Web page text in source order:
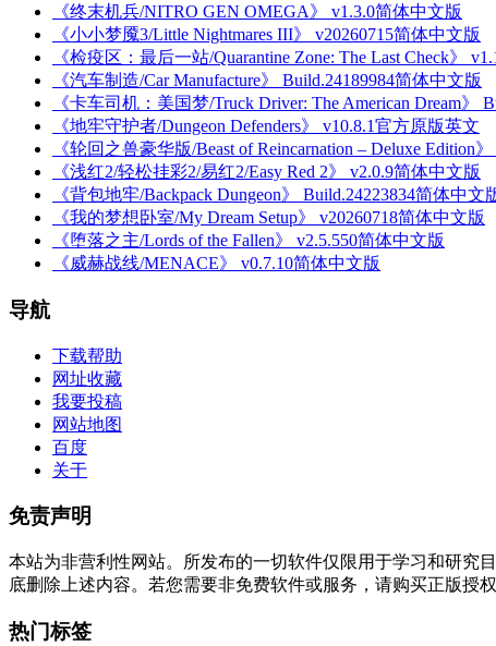
《终末机兵/NITRO GEN OMEGA》 v1.3.0简体中文版
《小小梦魇3/Little Nightmares III》 v20260715简体中文版
《检疫区：最后一站/Quarantine Zone: The Last Check》
《汽车制造/Car Manufacture》 Build.24189984简体中文版
《卡车司机：美国梦/Truck Driver: The American Dream》
《地牢守护者/Dungeon Defenders》 v10.8.1官方原版英文
《轮回之兽豪华版/Beast of Reincarnation – Deluxe Edition
《浅红2/轻松挂彩2/易红2/Easy Red 2》 v2.0.9简体中文版
《背包地牢/Backpack Dungeon》 Build.24223834简体中文
《我的梦想卧室/My Dream Setup》 v20260718简体中文版
《堕落之主/Lords of the Fallen》 v2.5.550简体中文版
《威赫战线/MENACE》 v0.7.10简体中文版
导航
下载帮助
网址收藏
我要投稿
网站地图
百度
关于
免责声明
本站为非营利性网站。所发布的一切软件仅限用于学习和研究
底删除上述内容。若您需要非免费软件或服务，请购买正版授
热门标签